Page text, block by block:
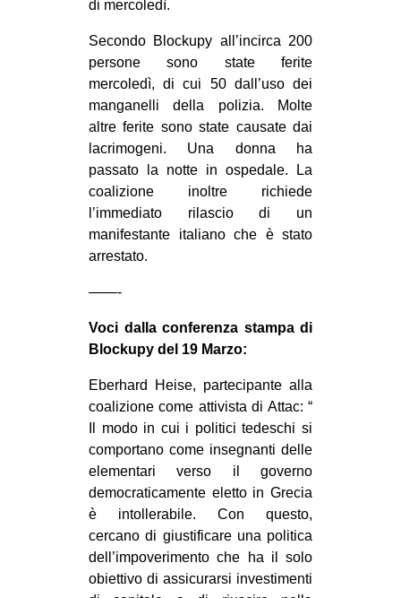
di mercoledì.
Secondo Blockupy all’incirca 200
persone sono state ferite
mercoledì, di cui 50 dall’uso dei
manganelli della polizia. Molte
altre ferite sono state causate dai
lacrimogeni. Una donna ha
passato la notte in ospedale. La
coalizione inoltre richiede
l’immediato rilascio di un
manifestante italiano che è stato
arrestato.
——-
Voci dalla conferenza stampa di
Blockupy del 19 Marzo:
Eberhard Heise, partecipante alla
coalizione come attivista di Attac: “
Il modo in cui i politici tedeschi si
comportano come insegnanti delle
elementari verso il governo
democraticamente eletto in Grecia
è intollerabile. Con questo,
cercano di giustificare una politica
dell’impoverimento che ha il solo
obiettivo di assicurarsi investimenti